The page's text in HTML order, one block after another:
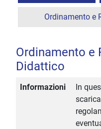
Ordinamento e
Ordinamento e
Didattico
Informazioni
In